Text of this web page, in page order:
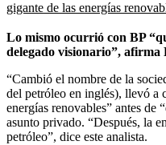
gigante de las energías
Lo mismo ocurrió con BP
delegado visionario”, afirma
“Cambió el nombre de la
del petróleo en inglés), llevó a
energías renovables” antes de
asunto privado. “Después, la
petróleo”, dice este analista.